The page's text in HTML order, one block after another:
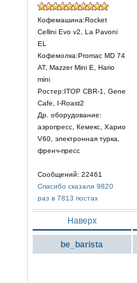
Кофемашина:Rocket
Cellini Evo v2, La Pavoni
EL
Кофемолка:Promac MD 74
AT, Mazzer Mini E, Hario
mini
Ростер:ITOP CBR-1, Gene
Cafe, I-Roast2
Др. оборудование:
аэропресс, Кемекс, Харио
V60, электронная турка,
френч-пресс
Сообщений: 22461
Спасибо сказали 9820
раз в 7813 постах
Наверх
be_barista